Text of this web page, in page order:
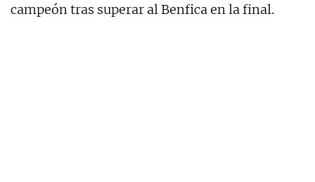
campeón tras superar al Benfica en la final.